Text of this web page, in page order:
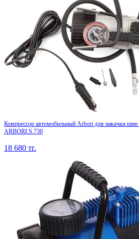
Компрессор автомобильный Arbori для накачки
ARBORI.S.730
18 680 тг.